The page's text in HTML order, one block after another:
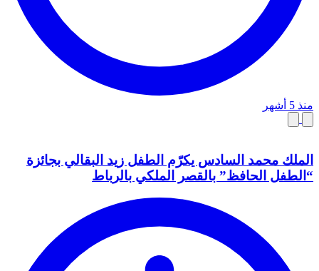
منذ 5 أشهر
الملك محمد السادس يكرّم الطفل زيد البقالي بجائزة
“الطفل الحافظ” بالقصر الملكي بالرباط